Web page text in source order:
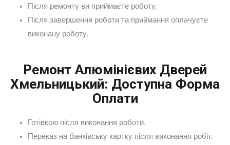
Після ремонту ви приймаєте роботу.
Після завершення роботи та приймання оплачуєте
виконану роботу.
Ремонт Алюмінієвих Дверей
Хмельницький: Доступна Форма
Оплати
Готівкою після виконання роботи.
Переказ на банківську картку після виконання робіт.